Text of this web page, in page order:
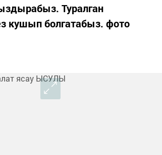
Туралган
кушып болгатабыз. фото